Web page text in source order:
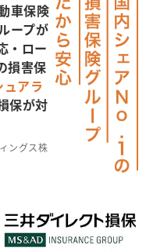
車保険
ープが
・ロー
損害保
ュアラ
保が対
ングス株